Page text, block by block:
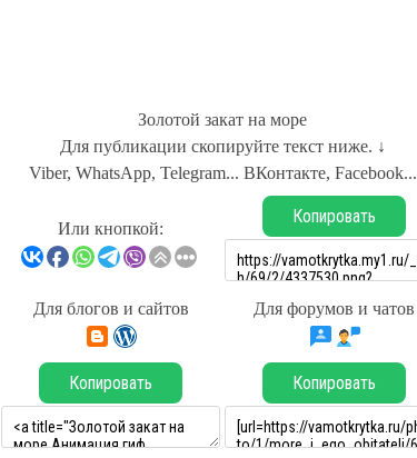
Золотой закат на море
Для публикации скопируйте текст ниже. ↓
Viber, WhatsApp, Telegram... ВКонтакте, Facebook...
Или кнопкой:
Копировать
Для блогов и сайтов Для форумов и чатов
Копировать Копировать